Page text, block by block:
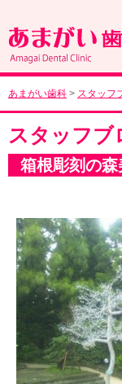
あまがい歯科 > スタッフ
スタッフブ
箱根彫刻の森